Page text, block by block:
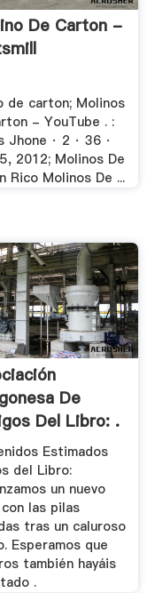
De Carton -
de carton; Molinos
- YouTube . :
Jhone · 2 · 36 ·
2012; Molinos De
Rico Molinos De ...
De
Del Libro: .
Estimados
del Libro:
un nuevo
las pilas
tras un caluroso
Esperamos que
también hayáis
.